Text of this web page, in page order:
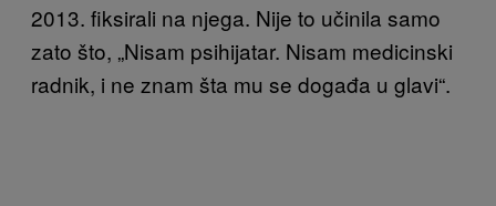
2013. fiksirali na njega. Nije to učinila samo
zato što, „Nisam psihijatar. Nisam medicinski
radnik, i ne znam šta mu se događa u glavi“.